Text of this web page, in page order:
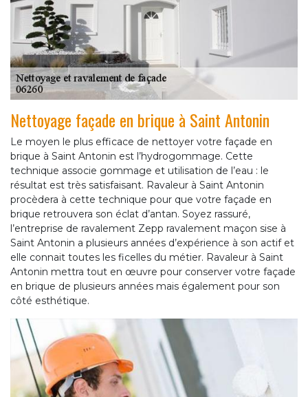
Nettoyage façade en brique à Saint Antonin
Le moyen le plus efficace de nettoyer votre façade en
brique à Saint Antonin est l’hydrogommage. Cette
technique associe gommage et utilisation de l’eau : le
résultat est très satisfaisant. Ravaleur à Saint Antonin
procèdera à cette technique pour que votre façade en
brique retrouvera son éclat d’antan. Soyez rassuré,
l’entreprise de ravalement Zepp ravalement maçon sise à
Saint Antonin a plusieurs années d’expérience à son actif et
elle connait toutes les ficelles du métier. Ravaleur à Saint
Antonin mettra tout en œuvre pour conserver votre façade
en brique de plusieurs années mais également pour son
côté esthétique.